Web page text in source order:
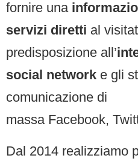
fornire una
servizi diretti al
predisposizione all’
social network e gli
comunicazione di
massa Facebook,
Dal 2014 realizziamo